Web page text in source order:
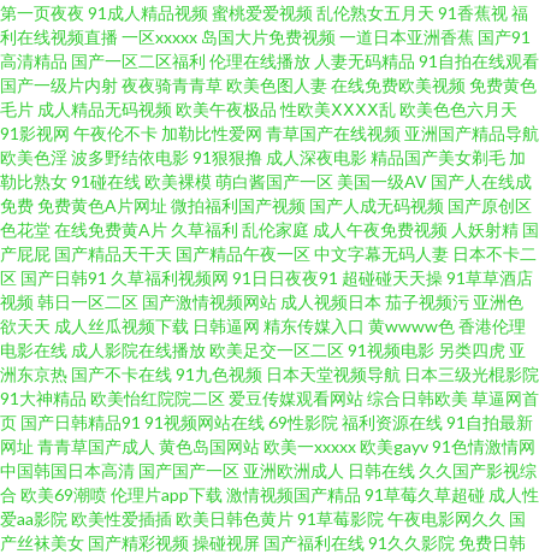
人妻影院 91视频中文字幕 99超碰人妻 99视频一区 91色色小视频 97无码视
频 草莓视频在线播放 操碰视频 九一自拍 伊人三级片 激情色图日韩 韩国人人
操 极品韩国无码 一区二区 成人在线影音 大香蕉伊人成人网 97色色中文字幕
aⅴ五月亭 在线视频福利导航 草草影院免费 丁香福利社 韩日AV片 97就是干五
月天 福利在线92 久久伊人视频 人人肏艹 日韩一级免费视频 国产精品第99 久
久豆花视频18 日韩A视频论坛 亚州午夜AV 97超碰福利 成人永久免费 久草香
蕉97 欧美入口一二三 日韩无码肏逼电影 91九色海角社区 肏屄传媒 海角社区
tv 老司机福利社91 日本网站www 亚洲黄色成人 91人人草人妻 丁香五月性交
网友 九九热这里只有精 男人女人成人超碰 五月天国产视频 91福利小视 俺去
第一页夜夜 91成人精品视频蜜桃爱爱视频乱伦熟女五月天 91香蕉视福
利在线视频直播 一区xxxxx 岛国大片免费视频一道日本亚洲香蕉 国产91
高清精品 国产一区二区福利 伦理在线播放 人妻无码精品 91自拍在线观看
国产一级片内射夜夜骑青青草欧美色图人妻在线免费欧美视频免费黄色
毛片 成人精品无码视频欧美午夜极品 性欧美ⅩⅩⅩⅩ乱欧美色色六月天
91影视网 午夜伦不卡 加勒比性爱网 青草国产在线视频 亚洲国产精品导航
欧美色淫波多野结依电影91狠狠撸 成人深夜电影精品国产美女剃毛 加
勒比熟女91碰在线欧美裸模萌白酱国产一区 美国一级AV 国产人在线成
免费免费黄色A片网址 微拍福利国产视频 国产人成无码视频 国产原创区
色花堂在线免费黄A片 久草福利 乱伦家庭 成人午夜免费视频 人妖射精 国
产屁屁 国产精品天干天 国产精品午夜一区中文字幕无码人妻 日本不卡二
区 国产日韩91 久草福利视频网 91日日夜夜91 超碰碰天天操91草草酒店
视频韩日一区二区 国产激情视频网站 成人视频日本 茄子视频污 亚洲色
欲天天 成人丝瓜视频下载 日韩逼网 精东传媒入口 黄wwww色香港伦理
电影在线 成人影院在线播放欧美足交一区二区91视频电影 另类四虎 亚
洲东京热 国产不卡在线91九色视频 日本天堂视频导航 日本三级光棍影院
91大神精品 欧美怡红院院二区 爱豆传媒观看网站综合日韩欧美 草逼网首
页 国产日韩精品91 91视频网站在线69性影院 福利资源在线91自拍最新
网址 青青草国产成人 黄色岛国网站欧美一xxxxx欧美gayv91色情激情网
中国韩国日本高清 国产国产一区 亚洲欧洲成人 日韩在线 久久国产影视综
合 欧美69潮喷伦理片app下载 激情视频国产精品 91草莓久草超碰 成人性
爱aa影院 欧美性爱插插欧美日韩色黄片91草莓影院 午夜电影网久久 国
产丝袜美女 国产精彩视频操碰视屏 国产福利在线91久久影院 免费日韩